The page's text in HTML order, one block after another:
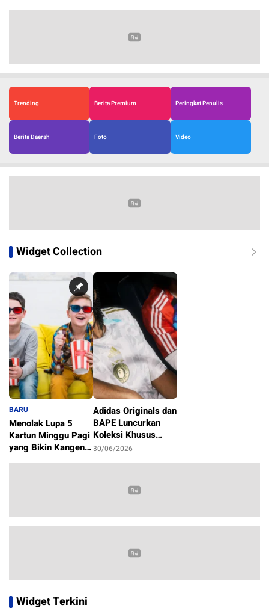
Trending Berita Premium Peringkat Penulis
Berita Daerah Foto Video
Widget Collection
BARU
Menolak Lupa 5
Kartun Minggu Pagi
yang Bikin Kangen
1/07/2026
Adidas Originals dan
BAPE Luncurkan
Koleksi Khusus
Sambut Piala Dunia
30/06/2026
Widget Terkini